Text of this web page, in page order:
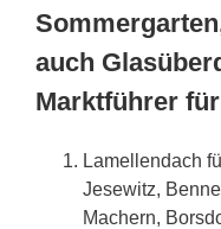
auch
Marktführer
Lamellendach
Jesewitz,
Machern,